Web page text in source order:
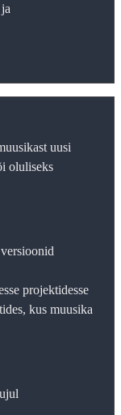
uusi
oluliseks
projektidesse
kus muusika